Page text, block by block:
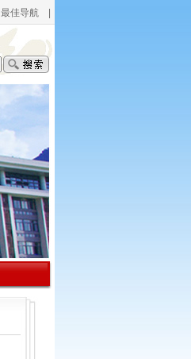
最佳导航